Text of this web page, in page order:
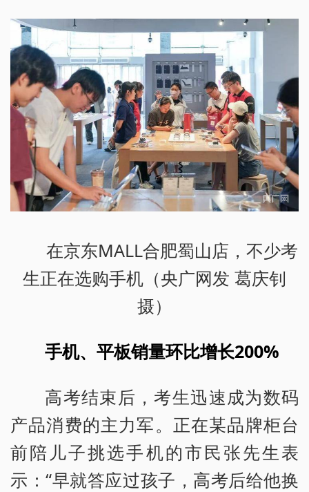
在京东MALL合肥蜀山店，不少考
生正在选购手机（央广网发 葛庆钊
摄）
手机、平板销量环比增长200%
高考结束后，考生迅速成为数码
产品消费的主力军。正在某品牌柜台
前陪儿子挑选手机的市民张先生表
示：“早就答应过孩子，高考后给他换